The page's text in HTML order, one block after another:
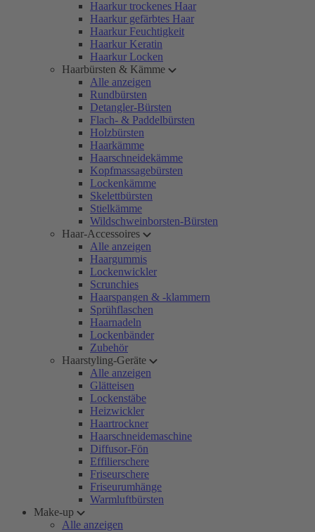
Haarkur trockenes Haar
Haarkur gefärbtes Haar
Haarkur Feuchtigkeit
Haarkur Keratin
Haarkur Locken
Haarbürsten & Kämme
Alle anzeigen
Rundbürsten
Detangler-Bürsten
Flach- & Paddelbürsten
Holzbürsten
Haarkämme
Haarschneidekämme
Kopfmassagebürsten
Lockenkämme
Skelettbürsten
Stielkämme
Wildschweinborsten-Bürsten
Haar-Accessoires
Alle anzeigen
Haargummis
Lockenwickler
Scrunchies
Haarspangen & -klammern
Sprühflaschen
Haarnadeln
Lockenbänder
Zubehör
Haarstyling-Geräte
Alle anzeigen
Glätteisen
Lockenstäbe
Heizwickler
Haartrockner
Haarschneidemaschine
Diffusor-Fön
Effilierschere
Friseurschere
Friseurumhänge
Warmluftbürsten
Make-up
Alle anzeigen